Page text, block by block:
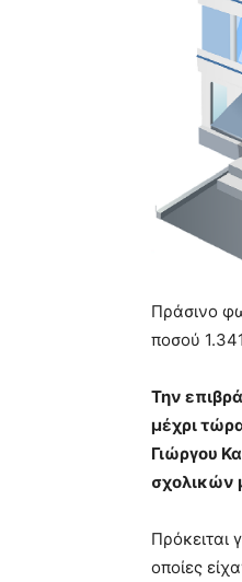
Πράσινο
ποσού
Την
μέχρι
Γιώργου
σχολικών
Πρόκειται
οποίες